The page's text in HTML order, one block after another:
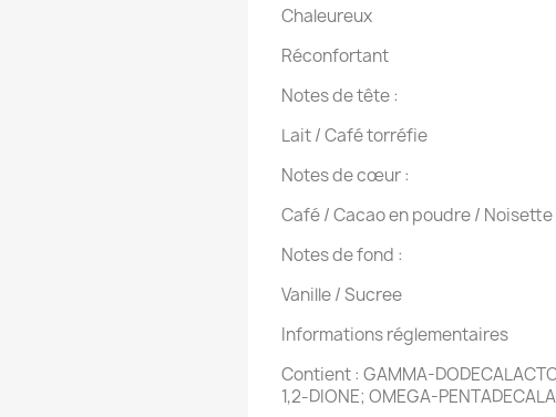
Chaleureux
Réconfortant
Notes de tête :
Lait / Café torréfie
Notes de cœur :
Café / Cacao en poudre / Noisette
Notes de fond :
Vanille / Sucree
Informations réglementaires
Contient : GAMMA-
1,2-DIONE; OMEGA-